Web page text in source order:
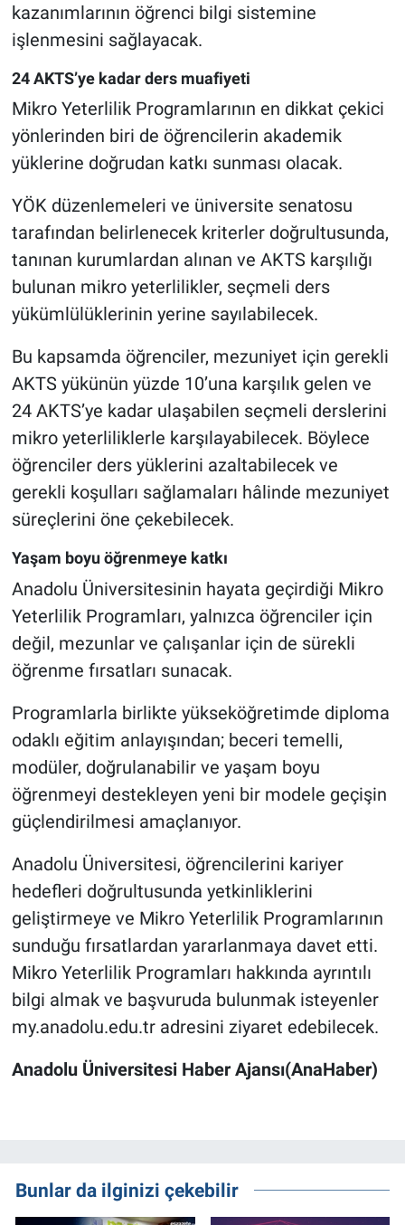
kazanımlarının öğrenci bilgi sistemine
işlenmesini sağlayacak.
24 AKTS’ye kadar ders muafiyeti
Mikro Yeterlilik Programlarının en dikkat çekici
yönlerinden biri de öğrencilerin akademik
yüklerine doğrudan katkı sunması olacak.
YÖK düzenlemeleri ve üniversite senatosu
tarafından belirlenecek kriterler doğrultusunda,
tanınan kurumlardan alınan ve AKTS karşılığı
bulunan mikro yeterlilikler, seçmeli ders
yükümlülüklerinin yerine sayılabilecek.
Bu kapsamda öğrenciler, mezuniyet için gerekli
AKTS yükünün yüzde 10’una karşılık gelen ve
24 AKTS’ye kadar ulaşabilen seçmeli derslerini
mikro yeterliliklerle karşılayabilecek. Böylece
öğrenciler ders yüklerini azaltabilecek ve
gerekli koşulları sağlamaları hâlinde mezuniyet
süreçlerini öne çekebilecek.
Yaşam boyu öğrenmeye katkı
Anadolu Üniversitesinin hayata geçirdiği Mikro
Yeterlilik Programları, yalnızca öğrenciler için
değil, mezunlar ve çalışanlar için de sürekli
öğrenme fırsatları sunacak.
Programlarla birlikte yükseköğretimde diploma
odaklı eğitim anlayışından; beceri temelli,
modüler, doğrulanabilir ve yaşam boyu
öğrenmeyi destekleyen yeni bir modele geçişin
güçlendirilmesi amaçlanıyor.
Anadolu Üniversitesi, öğrencilerini kariyer
hedefleri doğrultusunda yetkinliklerini
geliştirmeye ve Mikro Yeterlilik Programlarının
sunduğu fırsatlardan yararlanmaya davet etti.
Mikro Yeterlilik Programları hakkında ayrıntılı
bilgi almak ve başvuruda bulunmak isteyenler
my.anadolu.edu.tr adresini ziyaret edebilecek.
Anadolu Üniversitesi Haber Ajansı(AnaHaber)
Bunlar da ilginizi çekebilir